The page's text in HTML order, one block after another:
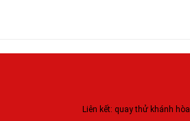
Liên kết: quay thử khánh hòa